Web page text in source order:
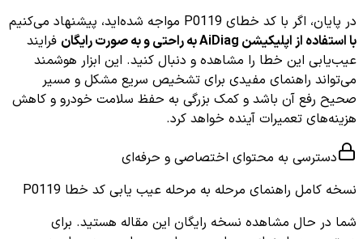
در پایان، اگر با کد خطای P0119 مواجه شده‌اید، پیشنهاد می‌کنیم
با استفاده از اپلیکیشن AiDiag به راحتی و به صورت رایگان
فرایند
عیب‌یابی این خطا را مشاهده و دنبال کنید. این ابزار هوشمند
می‌تواند راهنمای مفیدی برای تشخیص سریع مشکل و مسیر
صحیح رفع آن باشد و کمک بزرگی به حفظ سلامت خودرو و کاهش
هزینه‌های تعمیرات آینده خواهد کرد.
دسترسی به محتوای اختصاصی و حرفه‌ای
نسخه کامل راهنمای مرحله به مرحله عیب یابی کد خطا P0119
شما در حال مشاهده نسخه رایگان این مقاله هستید. برای